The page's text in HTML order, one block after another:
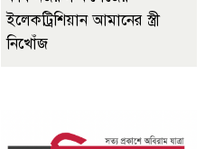
ইলেকট্রিশিয়ান আমানের স্ত্রী
নিখোঁজ